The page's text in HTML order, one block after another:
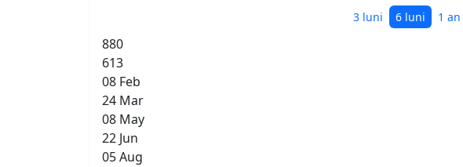
3 luni 6 luni 1 an
880
613
08 Feb
24 Mar
08 May
22 Jun
05 Aug